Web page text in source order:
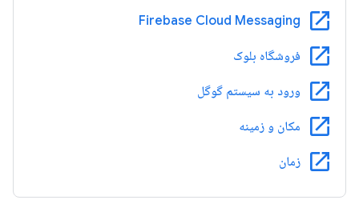
open_in_new
Firebase Cloud Messaging
open_in_new فروشگاه بلوک
open_in_new ورود به سیستم گوگل
open_in_new مکان و زمینه
open_in_new زمان